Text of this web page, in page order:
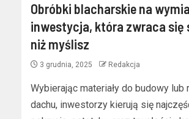
Obróbki blacharskie na
inwestycja, która zwraca się
niż myślisz
3 grudnia, 2025 Redakcja
Wybierając materiały do budowy lub
dachu, inwestorzy kierują się